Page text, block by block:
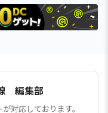
編集部
対応しております。